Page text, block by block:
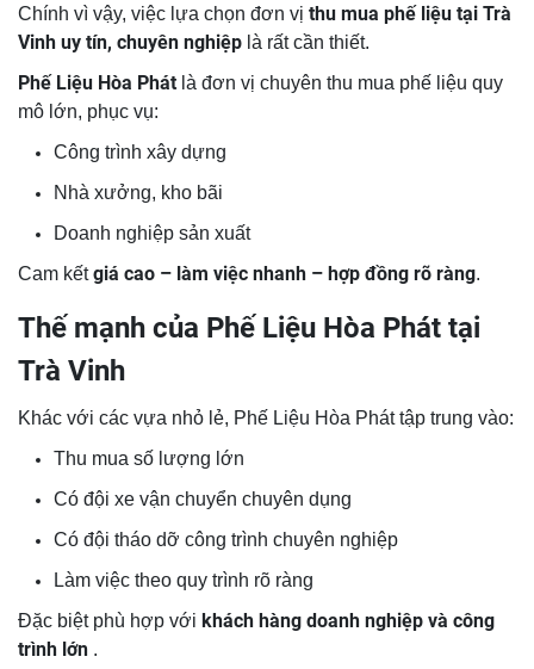
Chính vì vậy, việc lựa chọn đơn vị thu mua phế liệu tại Trà
Vinh uy tín, chuyên nghiệp là rất cần thiết.
Phế Liệu Hòa Phát là đơn vị chuyên thu mua phế liệu quy
mô lớn, phục vụ:
Công trình xây dựng
Nhà xưởng, kho bãi
Doanh nghiệp sản xuất
Cam kếtgiá cao – làm việc nhanh – hợp đồng rõ ràng.
Thế mạnh của Phế Liệu Hòa Phát tại
Trà Vinh
Khác với các vựa nhỏ lẻ, Phế Liệu Hòa Phát tập trung vào:
Thu mua số lượng lớn
Có đội xe vận chuyển chuyên dụng
Có đội tháo dỡ công trình chuyên nghiệp
Làm việc theo quy trình rõ ràng
Đặc biệt phù hợp với khách hàng doanh nghiệp và công
trình lớn .